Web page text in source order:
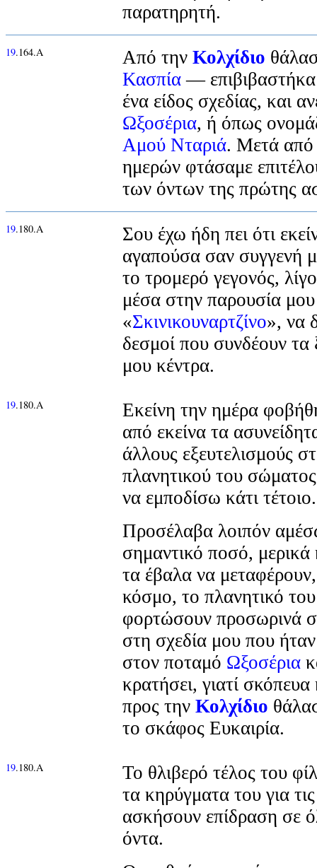
παρατηρητή.
19.164.Α Από την Κολχίδιο
Κασπία —
ένα είδος σχεδίας, και
Ωξοσέρια, ή όπως
Αμού Νταριά. Μετά από
ημερών φτάσαμε
των όντων της πρώτης
19.180.Α
Σου έχω ήδη πει ότι
αγαπούσα σαν συγγενή
το τρομερό γεγονός,
μέσα στην παρουσία
«Σκινικουναρτζίνο», να
δεσμοί που συνδέουν τα
μου κέντρα.
19.180.Α
Εκείνη την ημέρα
από εκείνα τα
άλλους εξευτελισμούς
πλανητικού του
να εμποδίσω κάτι τέτοιο.
Προσέλαβα λοιπόν
σημαντικό ποσό,
τα έβαλα να
κόσμο, το πλανητικό
φορτώσουν προσωρινά
στη σχεδία μου που
στον ποταμό Ωξοσέρια
κρατήσει, γιατί
προς την Κολχίδιο
το σκάφος Ευκαιρία.
19.180.Α
Το θλιβερό τέλος του
τα κηρύγματα του για
ασκήσουν επίδραση σε
όντα.